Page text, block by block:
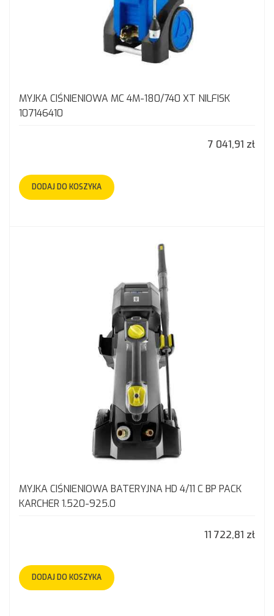
MYJKA CIŚNIENIOWA MC 4M-180/740 XT NILFISK
107146410
7 041,91 zł
DODAJ DO KOSZYKA
MYJKA CIŚNIENIOWA BATERYJNA HD 4/11 C BP PACK
KARCHER 1.520-925.0
11 722,81 zł
DODAJ DO KOSZYKA